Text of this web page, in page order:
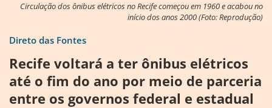
Circulação dos ônibus elétricos no Recife começou em 1960 e acabou no
início dos anos 2000 (Foto: Reprodução)
Direto das Fontes
Recife voltará a ter ônibus elétricos
até o fim do ano por meio de parceria
entre os governos federal e estadual